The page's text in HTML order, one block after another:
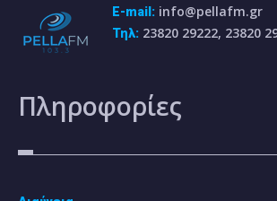
E-mail: info@pellafm.gr
Τηλ: 23820 29222, 23820
Πληροφορίες